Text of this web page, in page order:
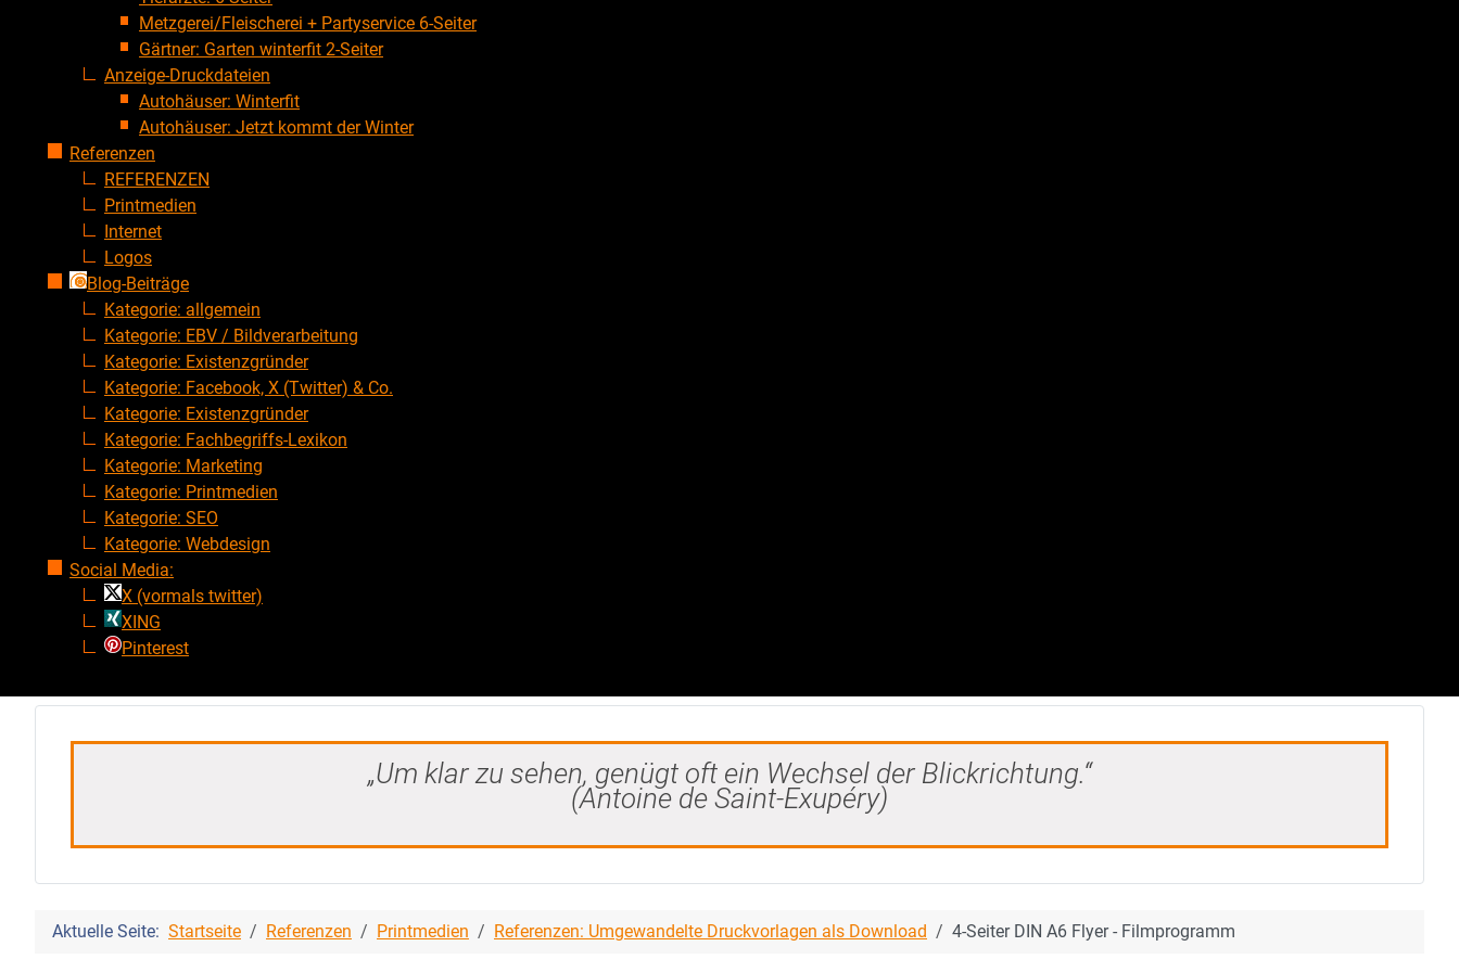
Metzgerei/Fleischerei + Partyservice 6-Seiter
Gärtner: Garten winterfit 2-Seiter
Anzeige-Druckdateien
Autohäuser: Winterfit
Autohäuser: Jetzt kommt der Winter
Referenzen
REFERENZEN
Printmedien
Internet
Logos
Blog-Beiträge
Kategorie: allgemein
Kategorie: EBV / Bildverarbeitung
Kategorie: Existenzgründer
Kategorie: Facebook, X (Twitter) & Co.
Kategorie: Existenzgründer
Kategorie: Fachbegriffs-Lexikon
Kategorie: Marketing
Kategorie: Printmedien
Kategorie: SEO
Kategorie: Webdesign
Social Media:
X (vormals twitter)
XING
Pinterest
„Um klar zu sehen, genügt oft ein Wechsel der Blickrichtung.“
(Antoine de Saint-Exupéry)
Aktuelle Seite: Startseite Referenzen Printmedien Referenzen: Umgewandelte Druckvorlagen als Download 4-Seiter DIN A6 Flyer - Filmprogramm